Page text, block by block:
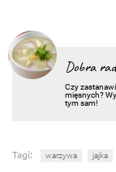
Dobra
Czy
mięsnych?
tym sam!
Tagi: warzywa jajka